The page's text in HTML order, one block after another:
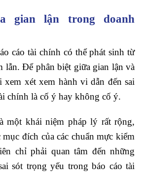
gian lận trong doanh
cáo tài chính có thể phát sinh từ
lẫn. Để phân biệt giữa gian lận và
xem xét xem hành vi dẫn đến sai
chính là cố ý hay không cố ý.
một khái niệm pháp lý rất rộng,
đích của các chuẩn mực kiểm
chỉ phải quan tâm đến những
sót trọng yếu trong báo cáo tài